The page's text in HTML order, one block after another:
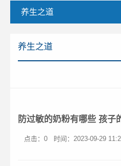
养生之道
养生之道
防过敏的奶粉有哪些 孩子
点击：0 时间：2023-09-29